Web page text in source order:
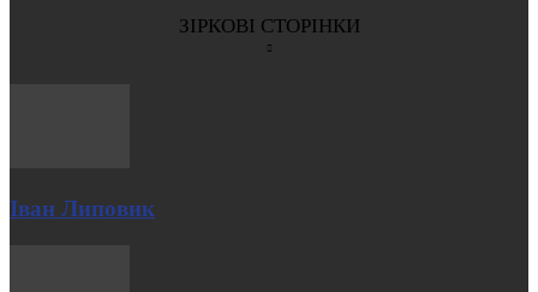
ЗІРКОВІ СТОРІНКИ
Іван Липовик